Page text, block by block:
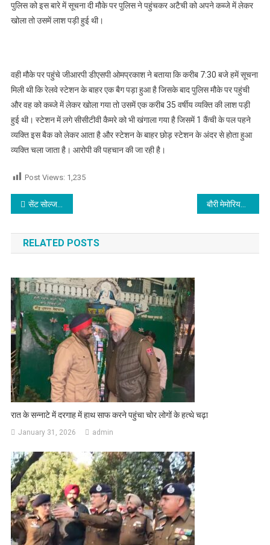
पुलिस को इस बारे में सूचना दी मौके पर पुलिस ने पहुंचकर अटैची को अपने कब्जे में लेकर
खोला तो उसमें लाश पड़ी हुई थी।
वही मौके पर पहुंचे जीआरपी डीएसपी ओमप्रकाश ने बताया कि करीब 7:30 बजे हमें सूचना
मिली थी कि रेलवे स्टेशन के बाहर एक बैग पड़ा हुआ है जिसके बाद पुलिस मौके पर पहुंची
और वह को कब्जे में लेकर खोला गया तो उसमें एक करीब 35 वर्षीय व्यक्ति की लाश पड़ी
हुई थी। स्टेशन में लगे सीसीटीवी कैमरे को भी खंगाला गया है जिसमें 1 कैंची के पल पहने
व्यक्ति इस बैक को लेकर आता है और स्टेशन के बाहर छोड़ स्टेशन के अंदर से होता हुआ
व्यक्ति चला जाता है। आरोपी की पहचान की जा रही है।
Post Views: 1,235
Post navigation
सेंट सोल्जर के वार्षिक फेट में 42,000 छात्रों ने दिखाई अपनी प्रतिभा
RELATED POSTS
रात के सन्नाटे में दरगाह में हाथ साफ करने पहुंचा चोर लोगों के हत्थे चढ़ा
January 31, 2026 admin